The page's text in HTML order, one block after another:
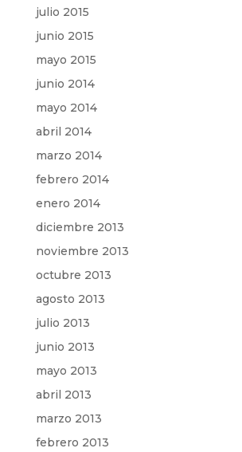
julio 2015
junio 2015
mayo 2015
junio 2014
mayo 2014
abril 2014
marzo 2014
febrero 2014
enero 2014
diciembre 2013
noviembre 2013
octubre 2013
agosto 2013
julio 2013
junio 2013
mayo 2013
abril 2013
marzo 2013
febrero 2013